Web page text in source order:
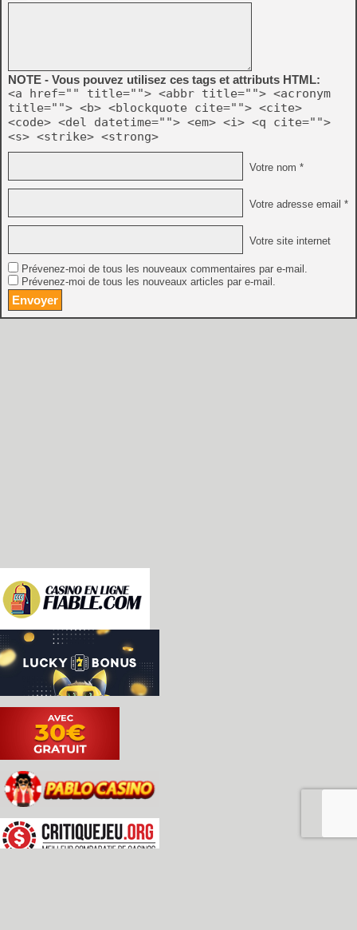
NOTE - Vous pouvez utilisez ces tags et attributs HTML:
<a href="" title=""> <abbr title=""> <acronym
title=""> <b> <blockquote cite=""> <cite>
<code> <del datetime=""> <em> <i> <q cite="">
<s> <strike> <strong>
Votre nom *
Votre adresse email *
Votre site internet
Prévenez-moi de tous les nouveaux commentaires par e-mail.
Prévenez-moi de tous les nouveaux articles par e-mail.